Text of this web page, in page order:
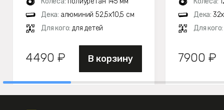
Дека: алюминий 52,5х10,5 см
Для кого: для детей
4490 ₽ В корзину
Дека:
Для кого:
7900 ₽